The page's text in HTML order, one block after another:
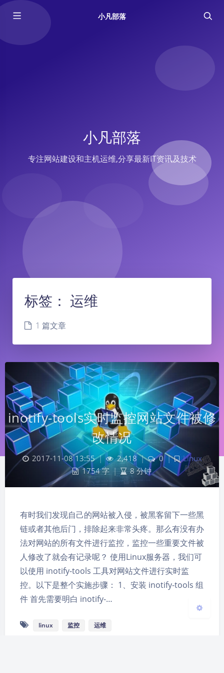
小凡部落
小凡部落
专注网站建设和主机运维,分享最新IT资讯及技术
夜间模式
Sans Serif Serif
浅阴影 深阴影
关闭 日落 暗化
标签： 运维
1 篇文章
inotify-tools实时监控网站文件被修
改情况
2017-11-08 13:55 | 2,418 | 0 |
Linux
1754 字 | 8 分钟
有时我们发现自己的网站被入侵，被黑客留下一些黑
链或者其他后门，排除起来非常头疼。那么有没有办
法对网站的所有文件进行监控，监控一些重要文件被
人修改了就会有记录呢？ 使用Linux服务器，我们可
以使用 inotify-tools 工具对网站文件进行实时监
控。以下是整个实施步骤： 1、安装 inotify-tools 组
件 首先需要明白 inotify-…
linux 监控 运维